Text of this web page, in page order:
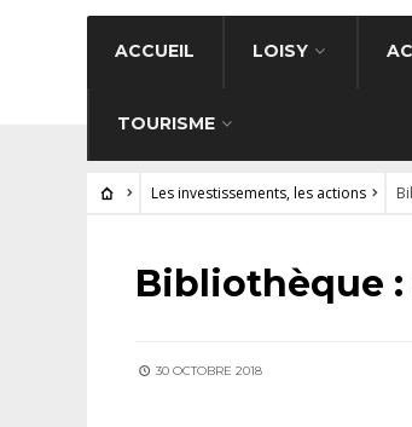
ACCUEIL LOISY
TOURISME
Les investissements, les actions
LES INVESTISSEMENTS, LES ACTIONS
Bibliothèque
30 OCTOBRE 2018